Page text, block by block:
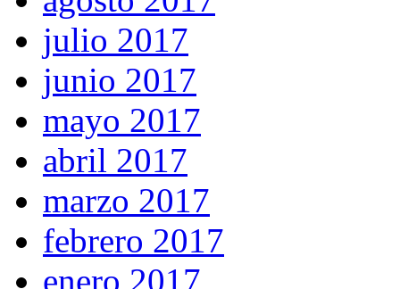
julio 2017
junio 2017
mayo 2017
abril 2017
marzo 2017
febrero 2017
enero 2017